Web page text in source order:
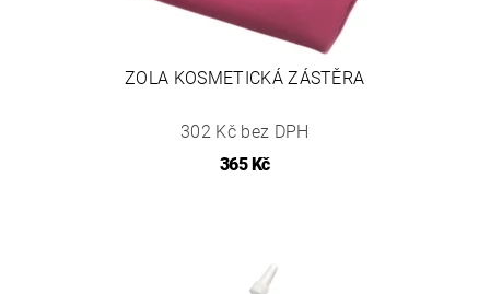
ZOLA KOSMETICKÁ ZÁSTĚRA
302 Kč bez DPH
365 Kč